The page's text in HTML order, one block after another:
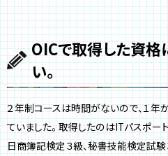
OICで取得した資格
い。
２年制コースは時間がないので、１年
ていました。取得したのはITパスポー
日商簿記検定３級、秘書技能検定試